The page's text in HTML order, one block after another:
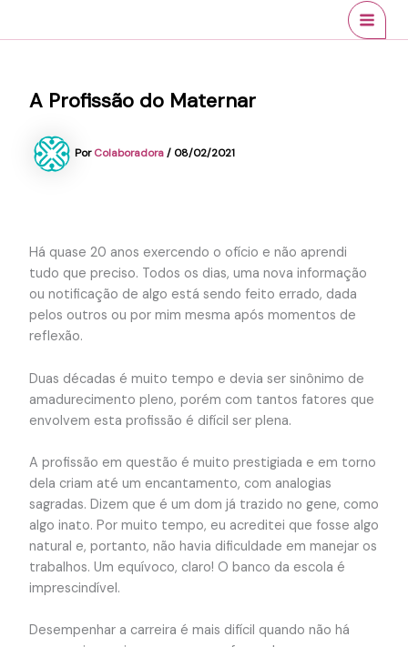
A Profissão do Maternar
PorColaboradora/ 08/02/2021
Há quase 20 anos exercendo o ofício e não aprendi
tudo que preciso. Todos os dias, uma nova informação
ou notificação de algo está sendo feito errado, dada
pelos outros ou por mim mesma após momentos de
reflexão.
Duas décadas é muito tempo e devia ser sinônimo de
amadurecimento pleno, porém com tantos fatores que
envolvem esta profissão é difícil ser plena.
A profissão em questão é muito prestigiada e em torno
dela criam até um encantamento, com analogias
sagradas. Dizem que é um dom já trazido no gene, como
algo inato. Por muito tempo, eu acreditei que fosse algo
natural e, portanto, não havia dificuldade em manejar os
trabalhos. Um equívoco, claro! O banco da escola é
imprescindível.
Desempenhar a carreira é mais difícil quando não há